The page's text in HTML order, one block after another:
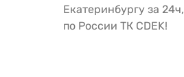
Екатеринбургу за 24ч,
по России ТК CDEK!